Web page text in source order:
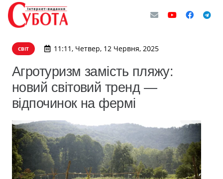
СВІТ 11:11, Четвер, 12 Червня, 2025
Агротуризм замість пляжу:
новий світовий тренд —
відпочинок на фермі